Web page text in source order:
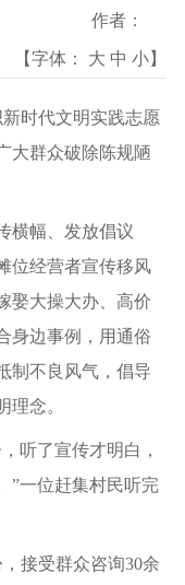
作者：
【字体： 大 中 小】
时代文明实践志愿
大群众破除陈规陋
横幅、发放倡议
位经营者宣传移风
娶大操大办、高价
身边事例，用通俗
制不良风气，倡导
理念。
听了宣传才明白，
”一位赶集村民听完
接受群众咨询30余